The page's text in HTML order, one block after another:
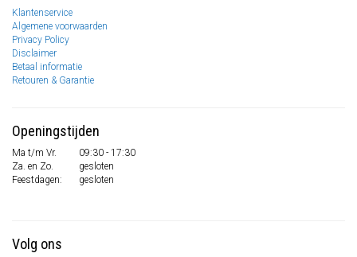
Klantenservice
Algemene voorwaarden
Privacy Policy
Disclaimer
Betaal informatie
Retouren & Garantie
Openingstijden
Ma t/m Vr.
09:30 - 17:30
Za. en Zo.
gesloten
Feestdagen:
gesloten
Volg ons